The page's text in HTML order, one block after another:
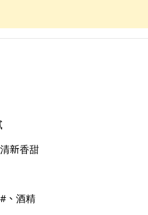
新香甜
、酒精